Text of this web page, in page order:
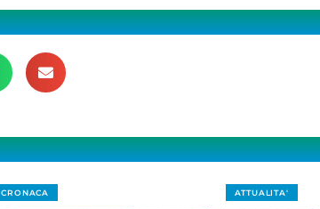
CRONACA ATTUALITA'